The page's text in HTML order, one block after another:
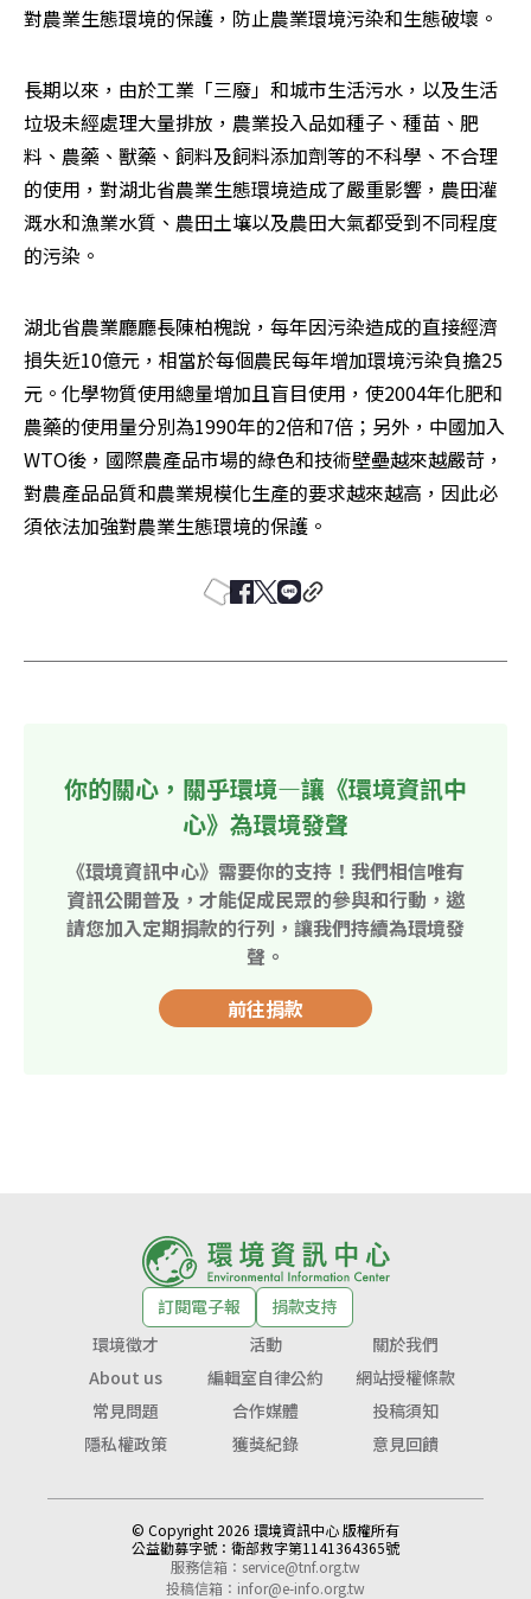
對農業生態環境的保護，防止農業環境污染和生態破壞。
長期以來，由於工業「三廢」和城市生活污水，以及生活
垃圾未經處理大量排放，農業投入品如種子、種苗、肥
料、農藥、獸藥、飼料及飼料添加劑等的不科學、不合理
的使用，對湖北省農業生態環境造成了嚴重影響，農田灌
溉水和漁業水質、農田土壤以及農田大氣都受到不同程度
的污染。
湖北省農業廳廳長陳柏槐說，每年因污染造成的直接經濟
損失近10億元，相當於每個農民每年增加環境污染負擔25
元。化學物質使用總量增加且盲目使用，使2004年化肥和
農藥的使用量分別為1990年的2倍和7倍；另外，中國加入
WTO後，國際農產品市場的綠色和技術壁壘越來越嚴苛，
對農產品品質和農業規模化生產的要求越來越高，因此必
須依法加強對農業生態環境的保護。
你的關心，關乎環境—讓《環境資訊中
心》為環境發聲
《環境資訊中心》需要你的支持！我們相信唯有
資訊公開普及，才能促成民眾的參與和行動，邀
請您加入定期捐款的行列，讓我們持續為環境發
聲。
前往捐款
訂閱電子報
捐款支持
環境徵才
活動
關於我們
About us
編輯室自律公約
網站授權條款
常見問題
合作媒體
投稿須知
隱私權政策
獲獎紀錄 意見回饋
© Copyright 2026 環境資訊中心 版權所有
公益勸募字號： 衛部救字第1141364365號
服務信箱： service@tnf.org.tw
投稿信箱： infor@e-info.org.tw